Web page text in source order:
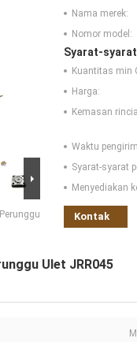
Nama merek:
Nomor model:
Syarat-
Kuantitas min
Harga:
Kemasan
Waktu
Syarat-syarat
Menyediakan
Kontak
Ulet JRR045